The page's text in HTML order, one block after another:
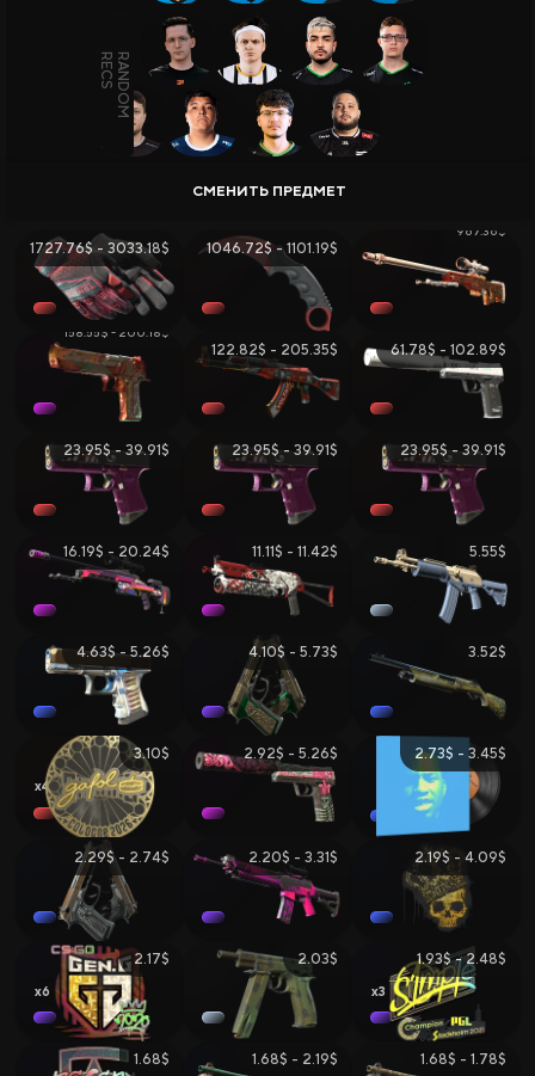
Продажа и Обмен Скинов
Все Сайты
Бонус за Регистрацию
Бонус к Депозиту
Ежедневный Бонус
Бонус к Продаже
Розыгрыши
1727.76$ - 3033.18$ 1046.72$ - 1101.19$
967.36$
158.55$ - 200.18$
122.82$ - 205.35$ 61.78$ - 102.89$
23.95$ - 39.91$ 23.95$ - 39.91$ 23.95$ - 39.91$
16.19$ - 20.24$ 11.11$ - 11.42$ 5.55$
4.63$ - 5.26$ 4.10$ - 5.73$ 3.52$
4
3.10$ 2.92$ - 5.26$ 2.73$ - 3.45$
2.29$ - 2.74$ 2.20$ - 3.31$ 2.19$ - 4.09$
6
2.17$ 2.03$
3
1.93$ - 2.48$
1.68$ 1.68$ - 2.19$ 1.68$ - 1.78$
ВСЕГО ПРЕДМЕТОВ: 786 , ОБЩАЯ СТОИМОСТЬ:
ПОСЛЕДНЕЕ ОБНОВЛЕНИЕ:14.07.2026